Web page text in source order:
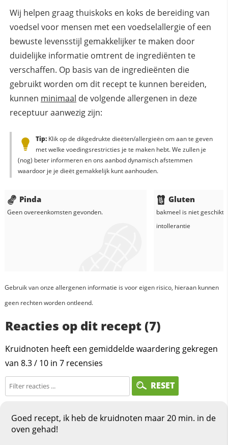
Wij helpen graag thuiskoks en koks de bereiding van
voedsel voor mensen met een voedselallergie of een
bewuste levensstijl gemakkelijker te maken door
duidelijke informatie omtrent de ingrediënten te
verschaffen. Op basis van de ingredieënten die
gebruikt worden om dit recept te kunnen bereiden,
kunnen minimaal de volgende allergenen in deze
receptuur aanwezig zijn:
Tip:Klik op de dikgedrukte dieëten/allergieën om aan te geven
met welke voedingsrestricties je te maken hebt. We zullen je
(nog) beter informeren en ons aanbod dynamisch afstemmen
waardoor je je dieët gemakkelijk kunt aanhouden.
Pinda
Geen overeenkomsten gevonden.
Gluten
bakmeel is niet geschikt
intollerantie
Gebruik van onze allergenen informatie is voor eigen risico, hieraan kunnen
geen rechten worden ontleend.
Reacties op dit recept (7)
Kruidnoten heeft een gemiddelde waardering gekregen
van 8.3/ 10 in 7 recensies
RESET
Goed recept, ik heb de kruidnoten maar 20 min. in de
oven gehad!